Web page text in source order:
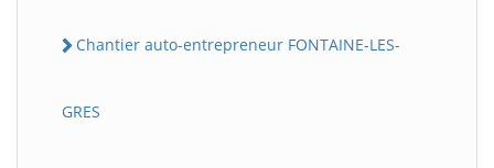
Chantier auto-entrepreneur FONTAINE-LES-
GRES